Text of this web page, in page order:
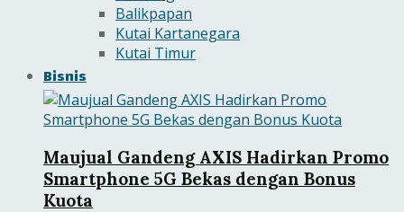
Balikpapan
Kutai Kartanegara
Kutai Timur
Bisnis
Maujual Gandeng AXIS Hadirkan Promo
Smartphone 5G Bekas dengan Bonus
Kuota